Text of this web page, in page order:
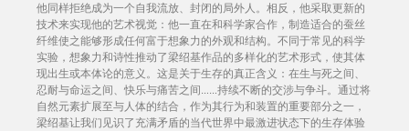
他同样拒绝成为一个自我流放、封闭的局外人。相反，他采取更新的
技术来实现他的艺术视觉：他一直在和科学家合作，制造适合的蚕丝
纤维使之能够形成任何富于想象力的外观和结构。不同于常见的科学
实验，想象力和诗性推动了梁绍基作品的多样化的艺术形式，使其体
现出生或本体论的意义。这是关于生存的真正含义：在生与死之间、
忍耐与命运之间、快乐与痛苦之间……持续不断的交涉与争斗。通过将
自然元素扩展至与人体的结合，作为其行为和装置的重要部分之一，
梁绍基让我们见识了充满矛盾的当代世界中最激进状态下的生存体验